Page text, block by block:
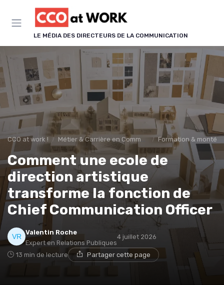
LE MÉDIA DES DIRECTEURS DE LA COMMUNICATION
CCO at work ! Métier & Carrière en Communication Formation & montée
Comment une ecole de
direction artistique
transforme la fonction de
Chief Communication Officer
Valentin Roche
Expert en Relations Publiques
4 juillet 2026
13 min de lecture Partager cette page
Panneau de gestion des cookies